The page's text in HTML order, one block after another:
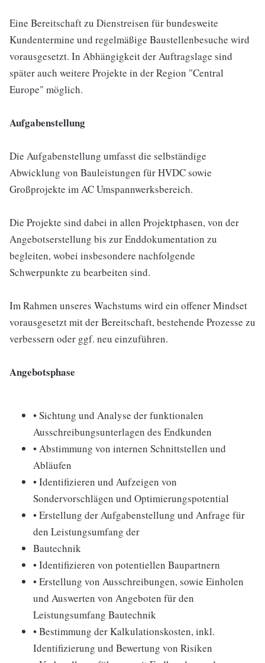
Eine Bereitschaft zu Dienstreisen für bundesweite
Kundentermine und regelmäßige Baustellenbesuche wird
vorausgesetzt. In Abhängigkeit der Auftragslage sind
später auch weitere Projekte in der Region "Central
Europe" möglich.
Aufgabenstellung
Die Aufgabenstellung umfasst die selbständige
Abwicklung von Bauleistungen für HVDC sowie
Großprojekte im AC Umspannwerksbereich.
Die Projekte sind dabei in allen Projektphasen, von der
Angebotserstellung bis zur Enddokumentation zu
begleiten, wobei insbesondere nachfolgende
Schwerpunkte zu bearbeiten sind.
Im Rahmen unseres Wachstums wird ein offener Mindset
vorausgesetzt mit der Bereitschaft, bestehende Prozesse zu
verbessern oder ggf. neu einzuführen.
Angebotsphase
• Sichtung und Analyse der funktionalen
Ausschreibungsunterlagen des Endkunden
• Abstimmung von internen Schnittstellen und
Abläufen
• Identifizieren und Aufzeigen von
Sondervorschlägen und Optimierungspotential
• Erstellung der Aufgabenstellung und Anfrage für
den Leistungsumfang der
Bautechnik
• Identifizieren von potentiellen Baupartnern
• Erstellung von Ausschreibungen, sowie Einholen
und Auswerten von Angeboten für den
Leistungsumfang Bautechnik
• Bestimmung der Kalkulationskosten, inkl.
Identifizierung und Bewertung von Risiken